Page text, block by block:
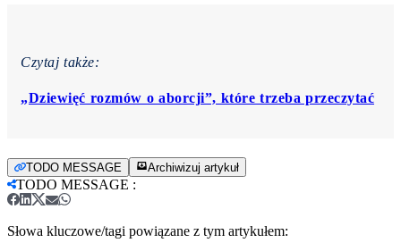
Czytaj także:
„Dziewięć rozmów o aborcji”, które trzeba przeczytać
TODO MESSAGE Archiwizuj artykuł
TODO MESSAGE :
Słowa kluczowe/tagi powiązane z tym artykułem: